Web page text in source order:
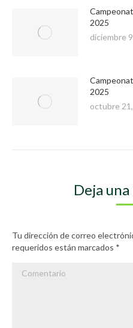
2025
diciembre
2025
octubre
Deja
Tu dirección de correo
requeridos están marcados *
Comentario